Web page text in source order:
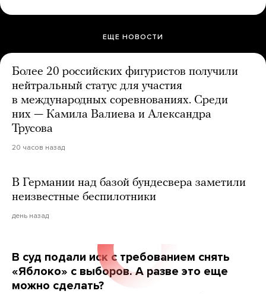
ЕЩЕ НОВОСТИ
Более 20 российских фигуристов получили
нейтральный статус для участия
в международных соревнованиях. Среди
них — Камила Валиева и Александра
Трусова
20 часов назад
В Германии над базой бундесвера заметили
неизвестные беспилотники
день назад
В суд подали иск с требованием снять
«Яблоко» с выборов. А разве это еще
можно сделать?